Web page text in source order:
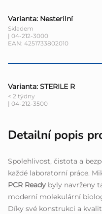
Varianta: Nesterilní
Skladem
| 04-212-3000
EAN: 4251733802010
Varianta: STERILE R
< 2 týdny
| 04-212-3500
Detailní popis
Spolehlivost, čistota a
každé laboratorní práce.
PCR Ready byly navrženy
moderní molekulární
Díky své konstrukci a